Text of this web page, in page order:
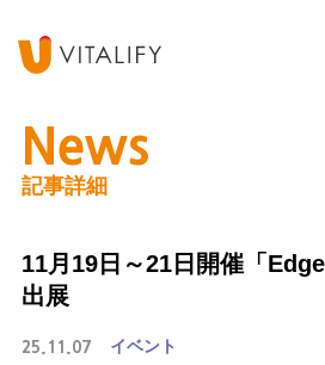
Company
会社概要
グループ会社
Service
Work
News
記事詳細
11月19日～21日開催「
出展
25.11.07 イベント